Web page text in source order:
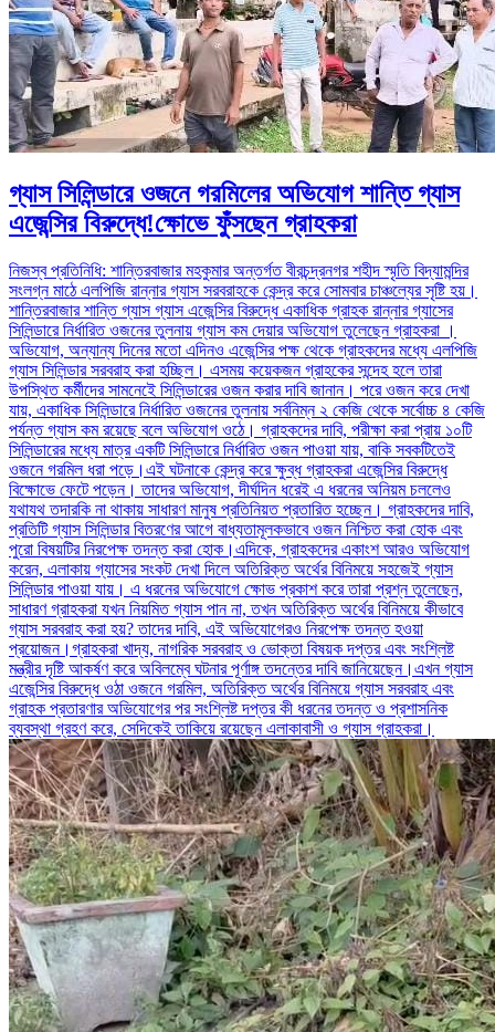
গ্যাস সিলিন্ডারে ওজনে গরমিলের অভিযোগ শান্তি গ্যাস
এজেন্সির বিরুদ্ধে!ক্ষোভে ফুঁসছেন গ্রাহকরা
নিজস্ব প্রতিনিধি: শান্তিরবাজার মহকুমার অন্তর্গত বীরচন্দ্রনগর শহীদ স্মৃতি বিদ্যামন্দির
সংলগ্ন মাঠে এলপিজি রান্নার গ্যাস সরবরাহকে কেন্দ্র করে সোমবার চাঞ্চল্যের সৃষ্টি হয়।
শান্তিরবাজার শান্তি গ্যাস গ্যাস এজেন্সির বিরুদ্ধে একাধিক গ্রাহক রান্নার গ্যাসের
সিলিন্ডারে নির্ধারিত ওজনের তুলনায় গ্যাস কম দেয়ার অভিযোগ তুলেছেন গ্রাহকরা ।
অভিযোগ, অন্যান্য দিনের মতো এদিনও এজেন্সির পক্ষ থেকে গ্রাহকদের মধ্যে এলপিজি
গ্যাস সিলিন্ডার সরবরাহ করা হচ্ছিল। এসময় কয়েকজন গ্রাহকের সন্দেহ হলে তারা
উপস্থিত কর্মীদের সামনেইে সিলিন্ডারের ওজন করার দাবি জানান। পরে ওজন করে দেখা
যায়, একাধিক সিলিন্ডারে নির্ধারিত ওজনের তুলনায় সর্বনিম্ন ২ কেজি থেকে সর্বোচ্চ ৪ কেজি
পর্যন্ত গ্যাস কম রয়েছে বলে অভিযোগ ওঠে। গ্রাহকদের দাবি, পরীক্ষা করা প্রায় ১০টি
সিলিন্ডারের মধ্যে মাত্র একটি সিলিন্ডারে নির্ধারিত ওজন পাওয়া যায়, বাকি সবকটিতেই
ওজনে গরমিল ধরা পড়ে।এই ঘটনাকে কেন্দ্র করে ক্ষুব্ধ গ্রাহকরা এজেন্সির বিরুদ্ধে
বিক্ষোভে ফেটে পড়েন। তাদের অভিযোগ, দীর্ঘদিন ধরেই এ ধরনের অনিয়ম চললেও
যথাযথ তদারকি না থাকায় সাধারণ মানুষ প্রতিনিয়ত প্রতারিত হচ্ছেন। গ্রাহকদের দাবি,
প্রতিটি গ্যাস সিলিন্ডার বিতরণের আগে বাধ্যতামূলকভাবে ওজন নিশ্চিত করা হোক এবং
পুরো বিষয়টির নিরপেক্ষ তদন্ত করা হোক।এদিকে, গ্রাহকদের একাংশ আরও অভিযোগ
করেন, এলাকায় গ্যাসের সংকট দেখা দিলে অতিরিক্ত অর্থের বিনিময়ে সহজেই গ্যাস
সিলিন্ডার পাওয়া যায়। এ ধরনের অভিযোগে ক্ষোভ প্রকাশ করে তারা প্রশ্ন তুলেছেন,
সাধারণ গ্রাহকরা যখন নিয়মিত গ্যাস পান না, তখন অতিরিক্ত অর্থের বিনিময়ে কীভাবে
গ্যাস সরবরাহ করা হয়? তাদের দাবি, এই অভিযোগেরও নিরপেক্ষ তদন্ত হওয়া
প্রয়োজন।গ্রাহকরা খাদ্য, নাগরিক সরবরাহ ও ভোক্তা বিষয়ক দপ্তর এবং সংশ্লিষ্ট
মন্ত্রীর দৃষ্টি আকর্ষণ করে অবিলম্বে ঘটনার পূর্ণাঙ্গ তদন্তের দাবি জানিয়েছেন।এখন গ্যাস
এজেন্সির বিরুদ্ধে ওঠা ওজনে গরমিল, অতিরিক্ত অর্থের বিনিময়ে গ্যাস সরবরাহ এবং
গ্রাহক প্রতারণার অভিযোগের পর সংশ্লিষ্ট দপ্তর কী ধরনের তদন্ত ও প্রশাসনিক
ব্যবস্থা গ্রহণ করে, সেদিকেই তাকিয়ে রয়েছেন এলাকাবাসী ও গ্যাস গ্রাহকরা।